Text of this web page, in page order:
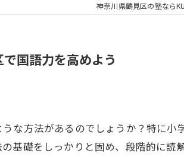
神奈川県鶴見区の塾なら
国語力を高めよう
な方法があるのでしょうか？特に
基礎をしっかりと固め、段階的に